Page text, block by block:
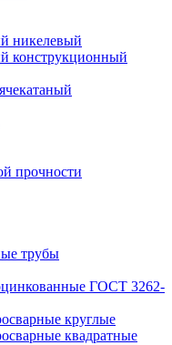
никелевый
конструкционный
прочности
трубы
ГОСТ 3262-
круглые
квадратные